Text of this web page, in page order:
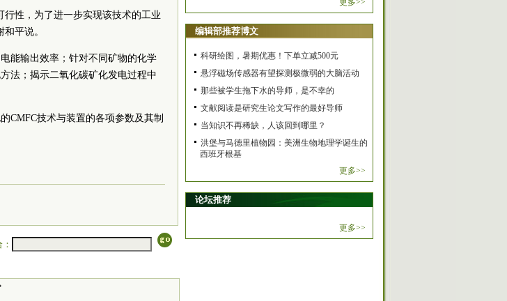
性，为了进一步实现该技术的工业
平说。
能输出效率；针对不同矿物的化学
法；揭示二氧化碳矿化发电过程中
CMFC技术与装置的各项参数及其制
更多>>
编辑部推荐博文
科研绘图，暑期优惠！下单立减500元
悬浮磁场传感器有望探测极微弱的大脑活动
那些被学生拖下水的导师，是不幸的
文献阅读是研究生论文写作的最好导师
当知识不再稀缺，人该回到哪里？
洪堡与马德里植物园：美洲生物地理学诞生的
西班牙根基
更多>>
论坛推荐
更多>>